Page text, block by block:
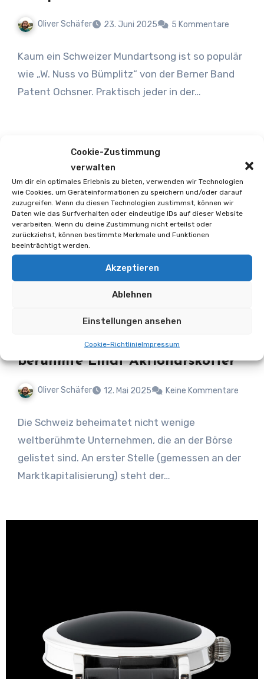
Cookie-Zustimmung
verwalten
Um dir ein optimales Erlebnis zu bieten, verwenden wir Technologien
wie Cookies, um Geräteinformationen zu speichern und/oder darauf
zuzugreifen. Wenn du diesen Technologien zustimmst, können wir
Daten wie das Surfverhalten oder eindeutige IDs auf dieser Website
verarbeiten. Wenn du deine Zustimmung nicht erteilst oder
zurückziehst, können bestimmte Merkmale und Funktionen
beeinträchtigt werden.
Akzeptieren
Ablehnen
Einstellungen ansehen
Cookie-RichtlinieImpressum
Oliver Schäfer 23. Juni 2025 5 Kommentare
Kaum ein Schweizer Mundartsong ist so populär
wie „W. Nuss vo Bümplitz“ von der Berner Band
Patent Ochsner. Praktisch jeder in der…
Kurioses & SpannendesMagazin
Eine süße Belohnung: Der
berühmte Lindt Aktionärskoffer
Oliver Schäfer 12. Mai 2025 Keine Kommentare
Die Schweiz beheimatet nicht wenige
weltberühmte Unternehmen, die an der Börse
gelistet sind. An erster Stelle (gemessen an der
Marktkapitalisierung) steht der…